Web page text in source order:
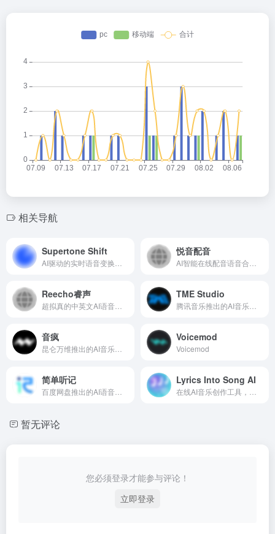
相关导航
Supertone Shift 悦音配音
Reecho睿声 TME Studio
音疯 Voicemod
Voicemod
简单听记 Lyrics Into Song AI
暂无评论
您必须登录才能参与评论！
立即登录